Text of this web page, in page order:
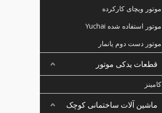
موتور ویچای کارکرده
موتور استفاده شده Yuchai
موتور دست دوم یانمار
قطعات یدکی موتور
کامینز
ماشین آلات ساختمانی کوچک